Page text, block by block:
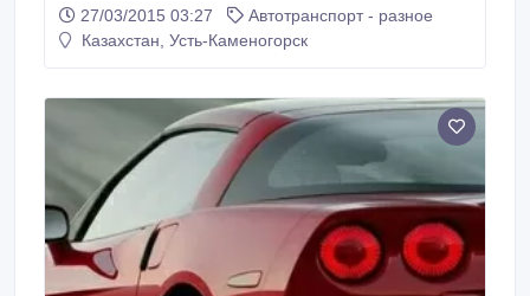
кухня, холодильник, плита, раковина, туалет с
душем, холодная и горячая вода и многое другое.
27/03/2015 03:27
Автотранспорт - разное
Казахстан, Усть-Каменогорск